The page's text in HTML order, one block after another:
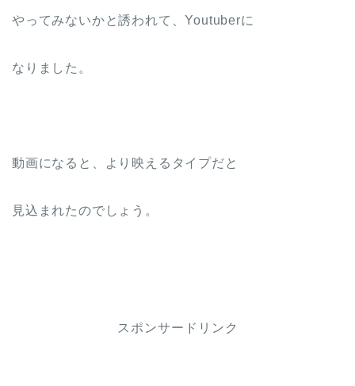
やってみないかと誘われて、Youtuberに
なりました。
動画になると、より映えるタイプだと
見込まれたのでしょう。
スポンサードリンク